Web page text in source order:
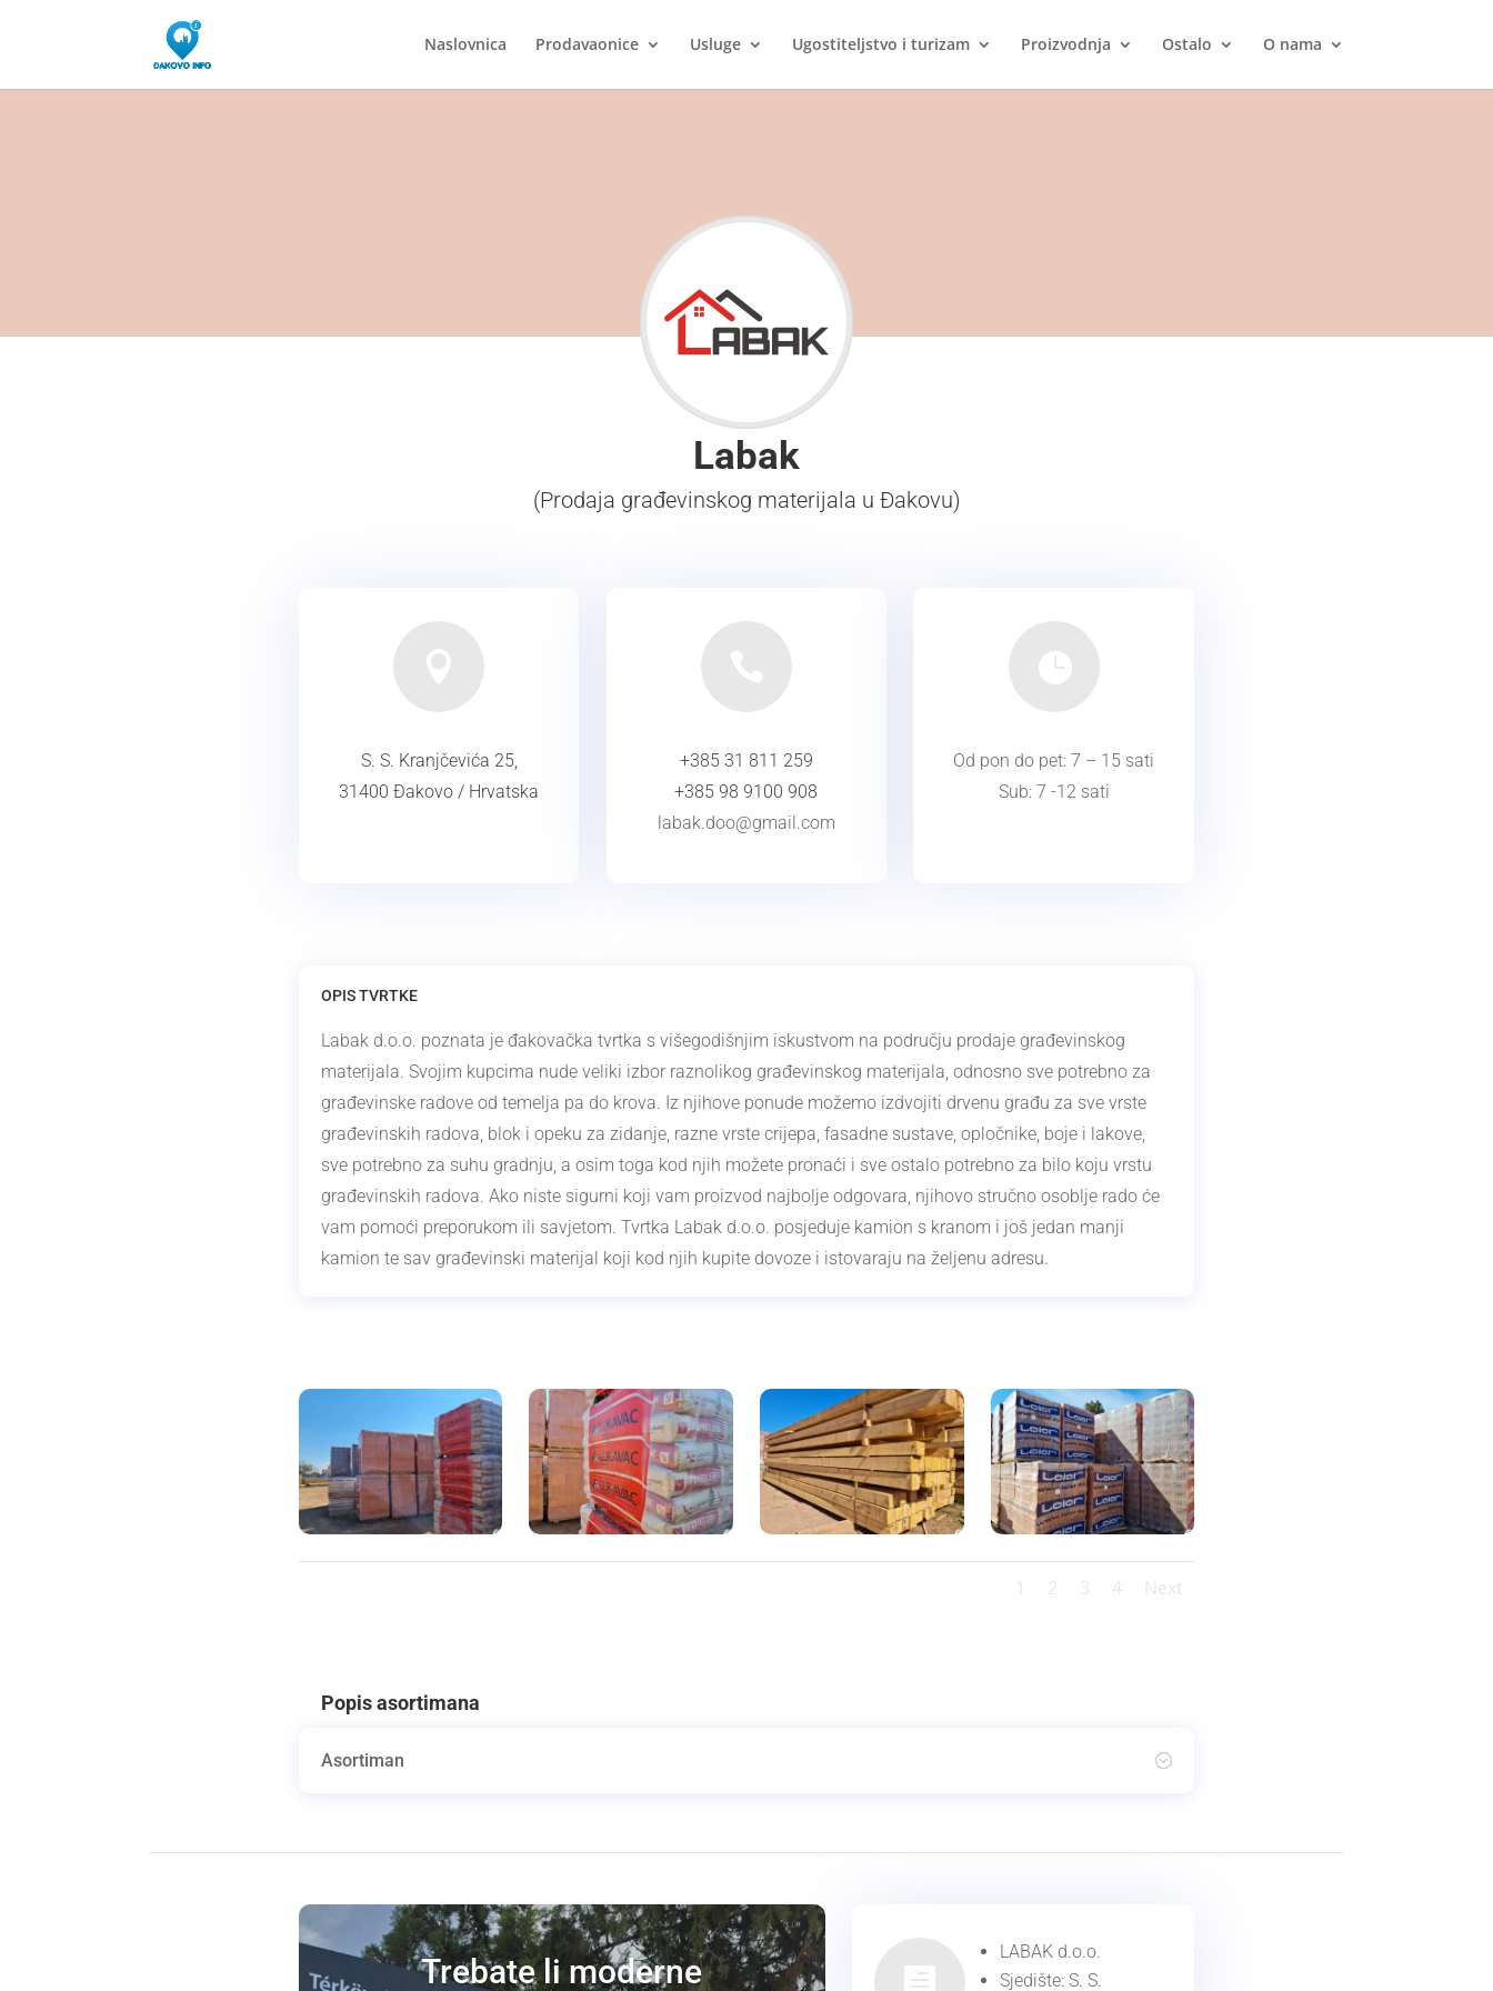
Naslovnica Prodavaonice Usluge Ugostiteljstvo i turizam Proizvodnja Ostalo O nama
Labak
(Prodaja građevinskog materijala u Đakovu)
S. S. Kranjčevića 25,
31400 Đakovo / Hrvatska
+385 31 811 259
+385 98 9100 908
labak.doo@gmail.com
Od pon do pet: 7 – 15 sati
Sub: 7 -12 sati
OPIS TVRTKE
Labak d.o.o. poznata je đakovačka tvrtka s višegodišnjim iskustvom na području prodaje građevinskog
materijala. Svojim kupcima nude veliki izbor raznolikog građevinskog materijala, odnosno sve potrebno za
građevinske radove od temelja pa do krova. Iz njihove ponude možemo izdvojiti drvenu građu za sve vrste
građevinskih radova, blok i opeku za zidanje, razne vrste crijepa, fasadne sustave, opločnike, boje i lakove,
sve potrebno za suhu gradnju, a osim toga kod njih možete pronaći i sve ostalo potrebno za bilo koju vrstu
građevinskih radova. Ako niste sigurni koji vam proizvod najbolje odgovara, njihovo stručno osoblje rado će
vam pomoći preporukom ili savjetom. Tvrtka Labak d.o.o. posjeduje kamion s kranom i još jedan manji
kamion te sav građevinski materijal koji kod njih kupite dovoze i istovaraju na željenu adresu.
Popis asortimana
Asortiman
Trebate li moderne
LABAK d.o.o.
Sjedište: S. S.